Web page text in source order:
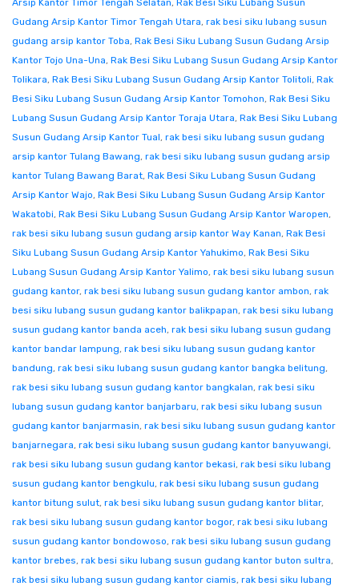
Arsip Kantor Timor Tengah Selatan, Rak Besi Siku Lubang Susun
Gudang Arsip Kantor Timor Tengah Utara, rak besi siku lubang susun
gudang arsip kantor Toba, Rak Besi Siku Lubang Susun Gudang Arsip
Kantor Tojo Una-Una, Rak Besi Siku Lubang Susun Gudang Arsip Kantor
Tolikara, Rak Besi Siku Lubang Susun Gudang Arsip Kantor Tolitoli, Rak
Besi Siku Lubang Susun Gudang Arsip Kantor Tomohon, Rak Besi Siku
Lubang Susun Gudang Arsip Kantor Toraja Utara, Rak Besi Siku Lubang
Susun Gudang Arsip Kantor Tual, rak besi siku lubang susun gudang
arsip kantor Tulang Bawang, rak besi siku lubang susun gudang arsip
kantor Tulang Bawang Barat, Rak Besi Siku Lubang Susun Gudang
Arsip Kantor Wajo, Rak Besi Siku Lubang Susun Gudang Arsip Kantor
Wakatobi, Rak Besi Siku Lubang Susun Gudang Arsip Kantor Waropen,
rak besi siku lubang susun gudang arsip kantor Way Kanan, Rak Besi
Siku Lubang Susun Gudang Arsip Kantor Yahukimo, Rak Besi Siku
Lubang Susun Gudang Arsip Kantor Yalimo, rak besi siku lubang susun
gudang kantor, rak besi siku lubang susun gudang kantor ambon, rak
besi siku lubang susun gudang kantor balikpapan, rak besi siku lubang
susun gudang kantor banda aceh, rak besi siku lubang susun gudang
kantor bandar lampung, rak besi siku lubang susun gudang kantor
bandung, rak besi siku lubang susun gudang kantor bangka belitung,
rak besi siku lubang susun gudang kantor bangkalan, rak besi siku
lubang susun gudang kantor banjarbaru, rak besi siku lubang susun
gudang kantor banjarmasin, rak besi siku lubang susun gudang kantor
banjarnegara, rak besi siku lubang susun gudang kantor banyuwangi,
rak besi siku lubang susun gudang kantor bekasi, rak besi siku lubang
susun gudang kantor bengkulu, rak besi siku lubang susun gudang
kantor bitung sulut, rak besi siku lubang susun gudang kantor blitar,
rak besi siku lubang susun gudang kantor bogor, rak besi siku lubang
susun gudang kantor bondowoso, rak besi siku lubang susun gudang
kantor brebes, rak besi siku lubang susun gudang kantor buton sultra,
rak besi siku lubang susun gudang kantor ciamis, rak besi siku lubang